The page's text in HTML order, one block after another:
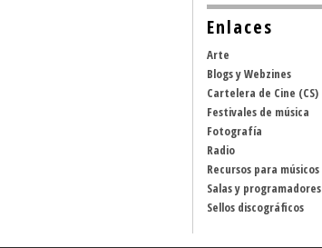
Enlaces
Arte
Blogs y Webzines
Cartelera de Cine (CS)
Festivales de música
Fotografía
Radio
Recursos para músicos
Salas y programadores
Sellos discográficos